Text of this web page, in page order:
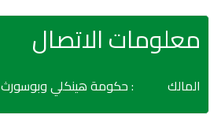
معلومات الاتصال
المالك : حكومة هينكلي وبوسورث